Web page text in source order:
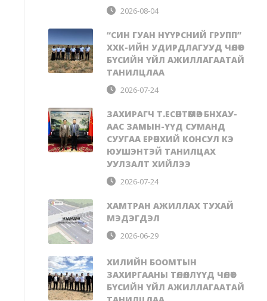
2026-08-04
“СИН ГУАН НҮҮРСНИЙ ГРУПП”
ХХК-ИЙН УДИРДЛАГУУД ЧӨЛӨӨТ
БҮСИЙН ҮЙЛ АЖИЛЛАГААТАЙ
ТАНИЛЦЛАА
2026-07-24
ЗАХИРАГЧ Т.ЕСӨНТӨМӨР БНХАУ-
ААС ЗАМЫН-ҮҮД СУМАНД
СУУГАА ЕРӨНХИЙ КОНСУЛ КЭ
ЮУШЭНТЭЙ ТАНИЛЦАХ
УУЛЗАЛТ ХИЙЛЭЭ
2026-07-24
ХАМТРАН АЖИЛЛАХ ТУХАЙ
МЭДЭГДЭЛ
2026-06-29
ХИЛИЙН БООМТЫН
ЗАХИРГААНЫ ТӨЛӨӨЛЛҮҮД ЧӨЛӨӨТ
БҮСИЙН ҮЙЛ АЖИЛЛАГААТАЙ